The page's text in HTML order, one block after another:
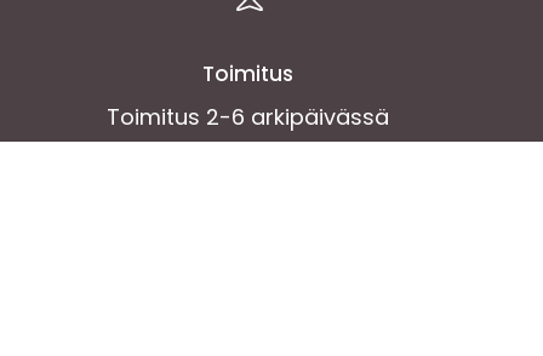
Toimitus
Toimitus 2-6 arkipäivässä